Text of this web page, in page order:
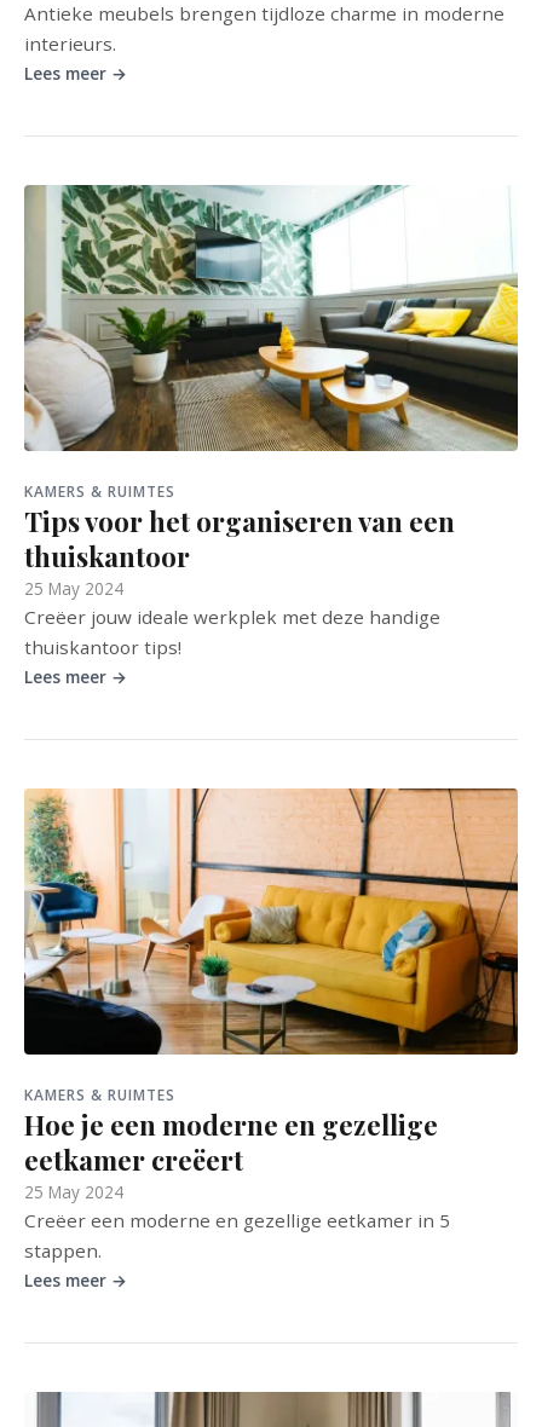
Antieke meubels brengen tijdloze charme in moderne
interieurs.
Lees meer →
KAMERS & RUIMTES
Tips voor het organiseren van een
thuiskantoor
25 May 2024
Creëer jouw ideale werkplek met deze handige
thuiskantoor tips!
Lees meer →
KAMERS & RUIMTES
Hoe je een moderne en gezellige
eetkamer creëert
25 May 2024
Creëer een moderne en gezellige eetkamer in 5
stappen.
Lees meer →